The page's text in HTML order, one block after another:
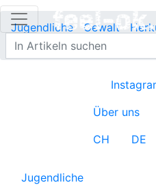
Jugendliche Gewalt
Übersicht
Über uns
CH
DE
Jugendliche